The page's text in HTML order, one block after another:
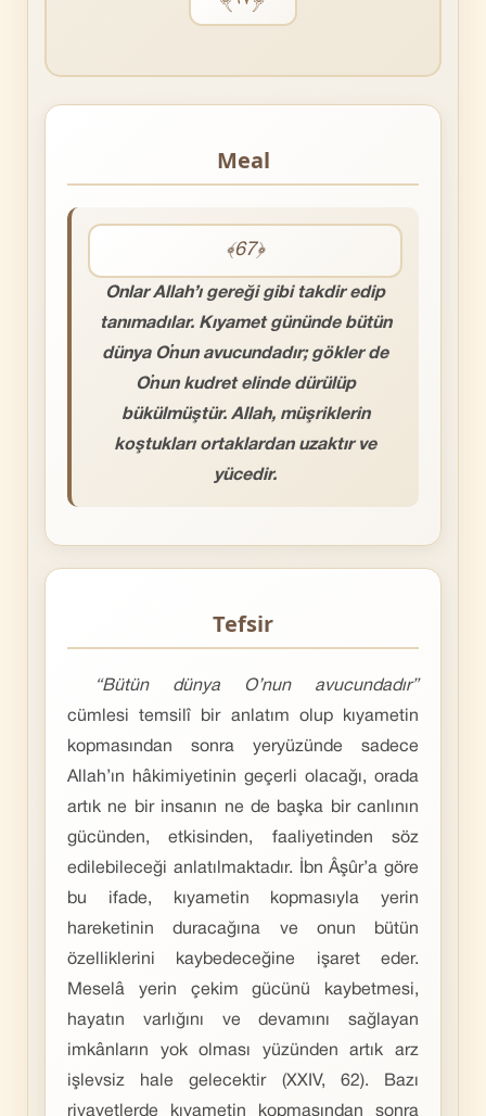
Meal
﴾67﴿
Onlar Allah’ı gereği gibi takdir edip
tanımadılar. Kıyamet gününde bütün
dünya O’nun avucundadır; gökler de
O’nun kudret elinde dürülüp
bükülmüştür. Allah, müşriklerin
koştukları ortaklardan uzaktır ve
yücedir.
Tefsir
“Bütün dünya O’nun avucundadır”
cümlesi temsilî bir anlatım olup kıyametin
kopmasından sonra yeryüzünde sadece
Allah’ın hâkimiyetinin geçerli olacağı, orada
artık ne bir insanın ne de başka bir canlının
gücünden, etkisinden, faaliyetinden söz
edilebileceği anlatılmaktadır. İbn Âşûr’a göre
bu ifade, kıyametin kopmasıyla yerin
hareketinin duracağına ve onun bütün
özelliklerini kaybedeceğine işaret eder.
Meselâ yerin çekim gücünü kaybetmesi,
hayatın varlığını ve devamını sağlayan
imkânların yok olması yüzünden artık arz
işlevsiz hale gelecektir (XXIV, 62). Bazı
rivayetlerde kıyametin kopmasından sonra